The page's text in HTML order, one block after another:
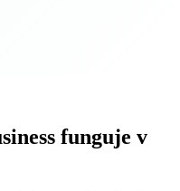
funguje v